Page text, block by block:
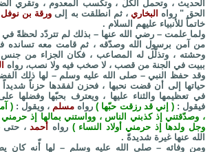
الحديث ، وتحمل الكلّ ، وتكسب المعدوم ، وتقري
الحق " رواه البخاري، ثم انطلقت به إلى ورقة بن نوفل
خاتماً للأنبياء عليهم السلام .
ولما علمت – رضي الله عنها – بذلك لم تتردّد لحظةً في
من آمن برسول الله وصدّقه ، ثم قامت معه تسانده
وحشته ، وتذلّل له المصاعب ، فكان الجزاء من جنس
ببيت في الجنة من قصب ، لا صخب فيه ولا نصب، رواه
وقد حفظ النبي – صلى الله عليه وسلم – لها ذلك
حياتها إلى أن قضت نحبها ، فحزن لفقدها حزناً شديداً
في تعظيمها والثناء عليها ، ويعترف بحبّها وفضلها
فيقول :( إني قد رزقت حبّها ) رواه مسلم، ويقول :(
، وصدّقتني إذ كذبني الناس ، وواستني بمالها إذ حرمني
وجل ولدها إذ حرمني أولاد النساء ) رواه أحمد، حتى
الله عنها غيرة شديدةً .
ومن وفائه – صلى الله عليه وسلم – لها أّنه كان